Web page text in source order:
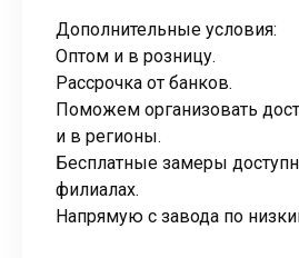
Дополнительные условия:
Оптом и в розницу.
Рассрочка от банков.
Поможем организовать
и в регионы.
Бесплатные замеры
филиалах.
Напрямую с завода по